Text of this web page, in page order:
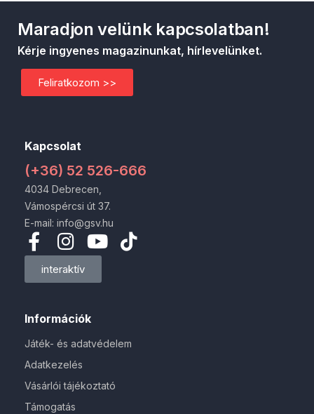
Információk
Játék- és adatvédelem
Adatkezelés
Vásárlói tájékoztató
Támogatás
Kapcsolat
(+36) 52 526-666
4034 Debrecen,
Vámospércsi út 37.
E-mail: info@gsv.hu
interaktív
Maradjon velünk kapcsolatban!
Kérje ingyenes magazinunkat, hírlevelünket.
Feliratkozom >>